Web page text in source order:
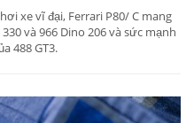
xe vĩ đại, Ferrari P80/ C mang
và 966 Dino 206 và sức mạnh
488 GT3.